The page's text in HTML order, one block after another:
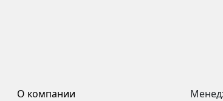
О компании